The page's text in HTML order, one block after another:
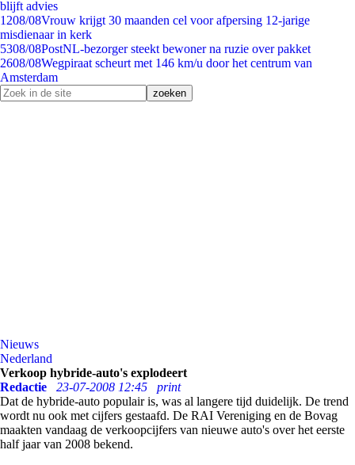
blijft advies
1208/08Vrouw krijgt 30 maanden cel voor afpersing 12-jarige
misdienaar in kerk
5308/08PostNL-bezorger steekt bewoner na ruzie over pakket
2608/08Wegpiraat scheurt met 146 km/u door het centrum van
Amsterdam
Nieuws
Nederland
Verkoop hybride-auto's explodeert
Redactie
23-07-2008 12:45
print
Dat de hybride-auto populair is, was al langere tijd duidelijk. De trend
wordt nu ook met cijfers gestaafd. De RAI Vereniging en de Bovag
maakten vandaag de verkoopcijfers van nieuwe auto's over het eerste
half jaar van 2008 bekend.